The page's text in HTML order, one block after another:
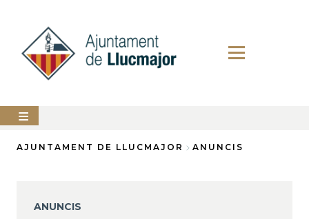
contingut
AJUNTAMENT
SERVEIS
MUNICIPALS
AJUNTAMENT DE LLUCMAJOR ANUNCIS
ANUNCIS